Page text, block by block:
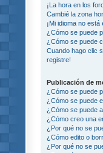
¡La hora en los
Cambié la zona
¡Mi idioma no está
¿Cómo se puede
¿Cómo se puede
Cuando hago clic
registre!
Publicación de
¿Cómo se puede
¿Cómo se puede
¿Cómo se puede
¿Cómo creo una
¿Por qué no se
¿Cómo edito o
¿Por qué no se